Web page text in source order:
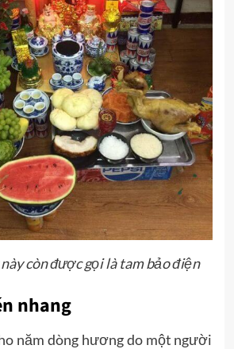
còn được gọi là tam bảo điện
nhang
năm dòng hương do một người